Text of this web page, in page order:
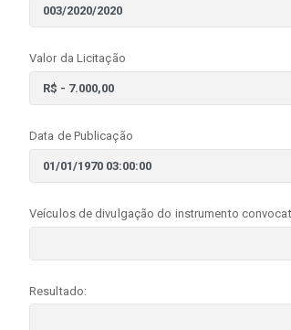
Valor da Licitação
Data de Publicação
Veículos de divulgação do instrumento
Resultado: